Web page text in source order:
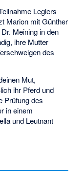
Leglers
Marion mit Günther
Meining in den
ihre Mutter
des
Mut,
ihr Pferd und
Prüfung des
in einem
und Leutnant